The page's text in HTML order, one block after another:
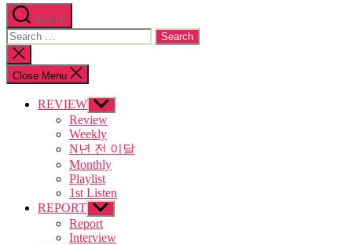
Search
Search
for:
Close
search
Close Menu
REVIEW Show
sub
menu
Review
Weekly
N년 전 이달
Monthly
Playlist
1st Listen
REPORT Show
sub
menu
Report
Interview